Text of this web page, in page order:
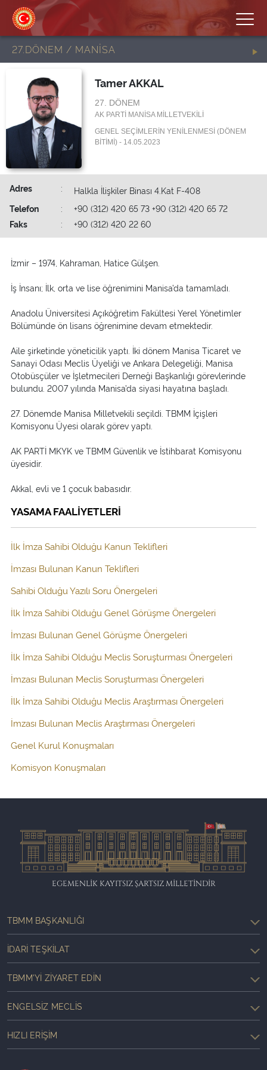
27.DÖNEM / MANİSA
Tamer AKKAL
27. DÖNEM
AK PARTİ MANİSA MİLLETVEKİLİ
GENEL SEÇİMLERİN YENİLENMESİ (DÖNEM
BİTİMİ) - 14.05.2023
Adres :
Halkla İlişkiler Binası 4.Kat F-408
Telefon
:
+90 (312) 420 65 73 +90 (312) 420 65 72
Faks
: +90 (312) 420 22 60
İzmir – 1974, Kahraman, Hatice Gülşen.
İş İnsanı; İlk, orta ve lise öğrenimini Manisa’da tamamladı.
Anadolu Üniversitesi Açıköğretim Fakültesi Yerel Yönetimler
Bölümünde ön lisans öğrenimine devam etmektedir.
Aile şirketinde yöneticilik yaptı. İki dönem Manisa Ticaret ve
Sanayi Odası Meclis Üyeliği ve Ankara Delegeliği, Manisa
Otobüsçüler ve İşletmecileri Derneği Başkanlığı görevlerinde
bulundu. 2007 yılında Manisa’da siyasi hayatına başladı.
27. Dönemde Manisa Milletvekili seçildi. TBMM İçişleri
Komisyonu Üyesi olarak görev yaptı.
AK PARTİ MKYK ve TBMM Güvenlik ve İstihbarat Komisyonu
üyesidir.
Akkal, evli ve 1 çocuk babasıdır.
YASAMA FAALİYETLERİ
İlk İmza Sahibi Olduğu Kanun Teklifleri
İmzası Bulunan Kanun Teklifleri
Sahibi Olduğu Yazılı Soru Önergeleri
İlk İmza Sahibi Olduğu Genel Görüşme Önergeleri
İmzası Bulunan Genel Görüşme Önergeleri
İlk İmza Sahibi Olduğu Meclis Soruşturması Önergeleri
İmzası Bulunan Meclis Soruşturması Önergeleri
İlk İmza Sahibi Olduğu Meclis Araştırması Önergeleri
İmzası Bulunan Meclis Araştırması Önergeleri
Genel Kurul Konuşmaları
Komisyon Konuşmaları
EGEMENLİK KAYITSIZ ŞARTSIZ MİLLETİNDİR
TBMM BAŞKANLIĞI
İDARI TEŞKILAT
TBMM'YI ZIYARET EDIN
ENGELSIZ MECLIS
HIZLI ERIŞIM